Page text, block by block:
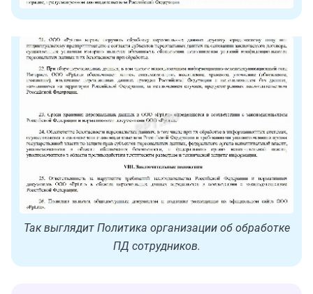
Так выглядит Политика организации об обработке
ПД сотрудников.